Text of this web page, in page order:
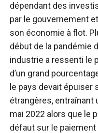
dépendant des
par le gouvernement
son économie à flot.
début de la pandémie
industrie a ressenti le
d’un grand
le pays devait
étrangères, entraînant
mai 2022 alors que le
défaut sur le paiement